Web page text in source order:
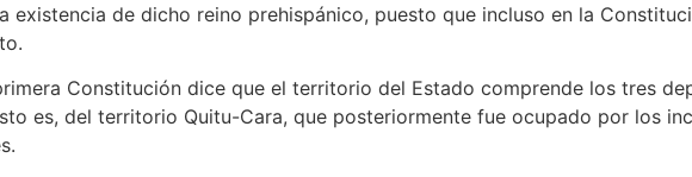
existencia de dicho reino prehispánico, puesto que incluso en la
Constitución dice que el territorio del Estado comprende los tres
es, del territorio Quitu-Cara, que posteriormente fue ocupado por los